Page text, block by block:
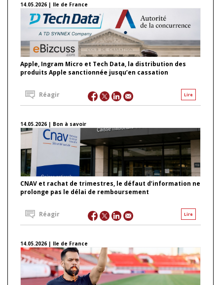
14.05.2026 | Ile de France
Apple, Ingram Micro et Tech Data, la distribution des
produits Apple sanctionnée jusqu’en cassation
Lire
Réagir
14.05.2026 | Bon à savoir
CNAV et rachat de trimestres, le défaut d’information ne
prolonge pas le délai de remboursement
Lire
Réagir
14.05.2026 | Ile de France